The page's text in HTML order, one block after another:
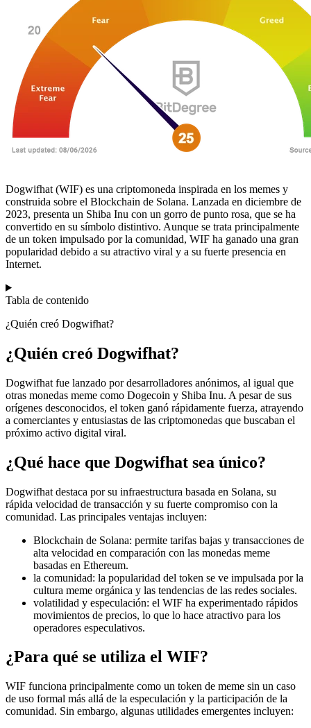
Dogwifhat (WIF) es una criptomoneda inspirada en los memes y
construida sobre el Blockchain de Solana. Lanzada en diciembre de
2023, presenta un Shiba Inu con un gorro de punto rosa, que se ha
convertido en su símbolo distintivo. Aunque se trata principalmente
de un token impulsado por la comunidad, WIF ha ganado una gran
popularidad debido a su atractivo viral y a su fuerte presencia en
Internet.
Tabla de contenido
¿Quién creó Dogwifhat?
¿Quién creó Dogwifhat?
Dogwifhat fue lanzado por desarrolladores anónimos, al igual que
otras monedas meme como Dogecoin y Shiba Inu. A pesar de sus
orígenes desconocidos, el token ganó rápidamente fuerza, atrayendo
a comerciantes y entusiastas de las criptomonedas que buscaban el
próximo activo digital viral.
¿Qué hace que Dogwifhat sea único?
Dogwifhat destaca por su infraestructura basada en Solana, su
rápida velocidad de transacción y su fuerte compromiso con la
comunidad. Las principales ventajas incluyen:
Blockchain de Solana: permite tarifas bajas y transacciones de
alta velocidad en comparación con las monedas meme
basadas en Ethereum.
la comunidad: la popularidad del token se ve impulsada por la
cultura meme orgánica y las tendencias de las redes sociales.
volatilidad y especulación: el WIF ha experimentado rápidos
movimientos de precios, lo que lo hace atractivo para los
operadores especulativos.
¿Para qué se utiliza el WIF?
WIF funciona principalmente como un token de meme sin un caso
de uso formal más allá de la especulación y la participación de la
comunidad. Sin embargo, algunas utilidades emergentes incluyen: